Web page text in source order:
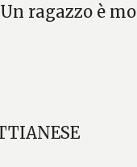
ragazzo è